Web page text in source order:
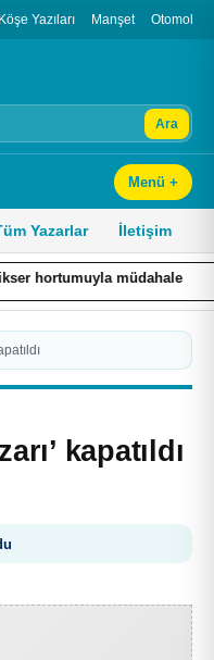
Köşe Yazıları Manşet Otomobil
Ara
Menü +
Yazarlar İletişim
müdahale edildi
kapatıldı